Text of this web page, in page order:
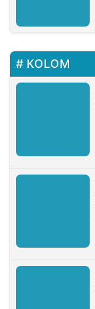
KOLOM